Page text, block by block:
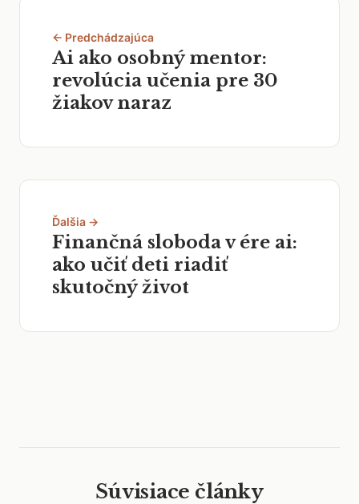
← Predchádzajúca
Ai ako osobný mentor:
revolúcia učenia pre 30
žiakov naraz
Ďalšia →
Finančná sloboda v ére ai:
ako učiť deti riadiť
skutočný život
Súvisiace články